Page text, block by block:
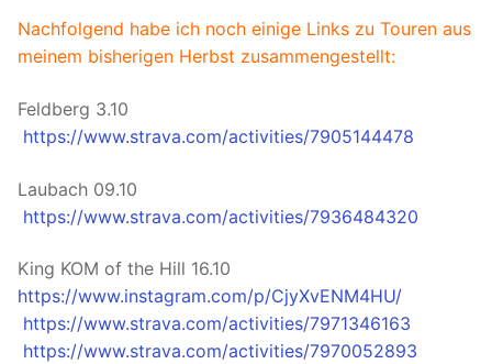
Nachfolgend habe ich noch einige Links zu Touren aus
meinem bisherigen Herbst zusammengestellt:
Feldberg 3.10
https://www.strava.com/activities/7905144478
Laubach 09.10
https://www.strava.com/activities/7936484320
King KOM of the Hill 16.10
https://www.instagram.com/p/CjyXvENM4HU/
https://www.strava.com/activities/7971346163
https://www.strava.com/activities/7970052893